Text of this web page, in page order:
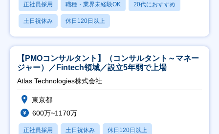
正社員採用 職種・業界未経験OK 20代におすすめ
土日祝休み 休日120日以上
【PMOコンサルタント】（コンサルタント～マネー
ジャー）／Fintech領域／設立5年弱で上場
Atlas Technologies株式会社
東京都
600万~1170万
正社員採用 土日祝休み 休日120日以上